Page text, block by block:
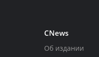
CNews
Об издании